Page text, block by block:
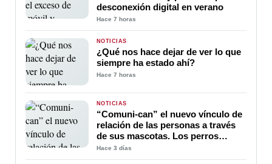
desconexión digital en verano
Hace 7 horas
NOTICIAS
¿Qué nos hace dejar de ver lo que
siempre ha estado ahí?
Hace 7 horas
NOTICIAS
“Comuni-can” el nuevo vínculo de
relación de las personas a través
de sus mascotas. Los perros
ayudan a la comunicación entre
sus amos
Hace 3 días